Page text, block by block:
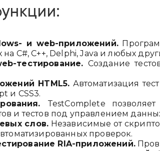
и web-приложений.
C#, C++, Delphi, Java и любых
тестирование. Создание
HTML5. Автоматизация
и CSS3.
TestComplete
и тестов под управлением
слов. Независимые от
проверок.
RIA-приложений.